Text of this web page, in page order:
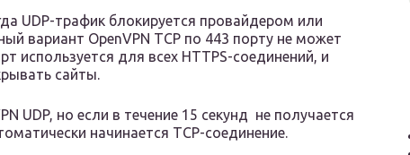
UDP-трафик блокируется провайдером или
вариант OpenVPN TCP по 443 порту не может
используется для всех HTTPS-соединений, и
сайты.
UDP, но если в течение 15 секунд не получается
начинается TCP-соединение.